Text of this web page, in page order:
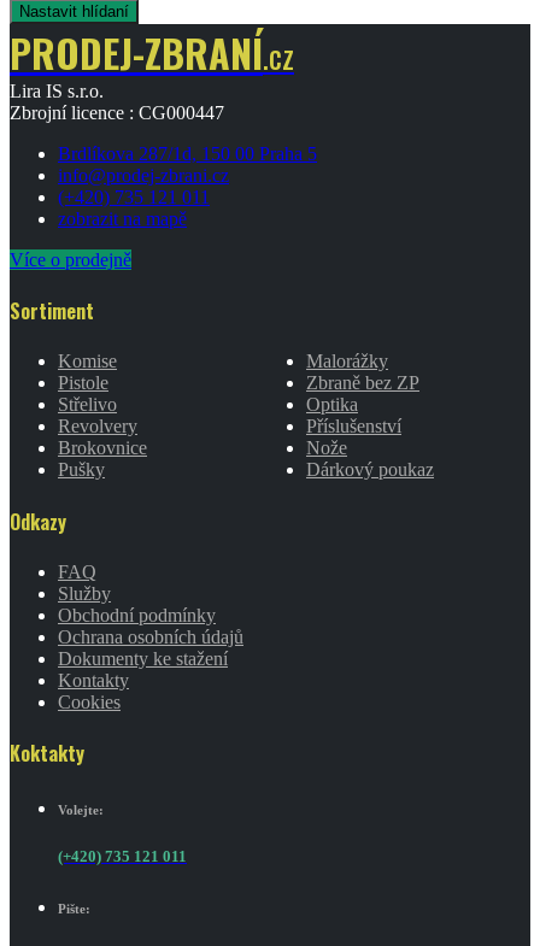
Nastavit hlídaní
PRODEJ-ZBRANÍ.cz
Lira IS s.r.o.
Zbrojní licence : CG000447
Brdlíkova 287/1d, 150 00 Praha 5
info@prodej-zbrani.cz
(+420) 735 121 011
zobrazit na mapě
Více o prodejně
Sortiment
Komise
Pistole
Střelivo
Revolvery
Brokovnice
Pušky
Malorážky
Zbraně bez ZP
Optika
Příslušenství
Nože
Dárkový poukaz
Odkazy
FAQ
Služby
Obchodní podmínky
Ochrana osobních údajů
Dokumenty ke stažení
Kontakty
Cookies
Koktakty
Volejte:
(+420) 735 121 011
Pište: